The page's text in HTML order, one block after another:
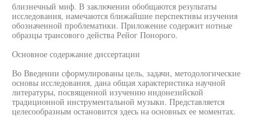
близнечный миф. В заключении обобщаются результаты
исследования, намечаются ближайшие перспективы изучения
обозначенной проблематики. Приложение содержит нотные
образцы трансового действа Рейог Понорого.
Основное содержание диссертации
Во Введении сформулированы цель, задачи, методологические
основы исследования, дана общая характеристика научной
литературы, посвященной изучению индонезийской
традиционной инструментальной музыки. Представляется
целесообразным остановится здесь на основных ее моментах.